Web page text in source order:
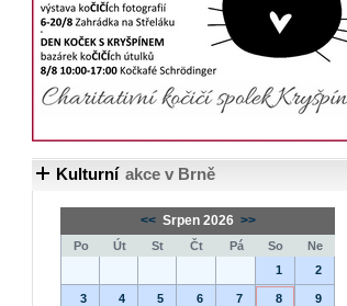
Kulturní akce v Brně
<< Srpen 2026 >>
Po Út St Čt Pá So
Ne
1
2
3 4 5 6 7 8 9